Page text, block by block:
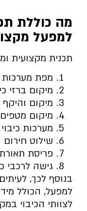
מה כוללת
למפעל
תכנית מקצועית
מפת מערכות
מיקום ברזי
מיקום
מיקום
מערכות
שילוט חירום
פריסת
גישה לרכבי
בנוסף לכך,
למפעל, הכולל
לצוותי הכיבוי